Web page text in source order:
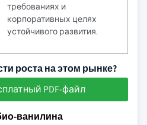
требованиях и
корпоративных целях
устойчивого развития.
роста на этом рынке?
PDF-файл
ванилина